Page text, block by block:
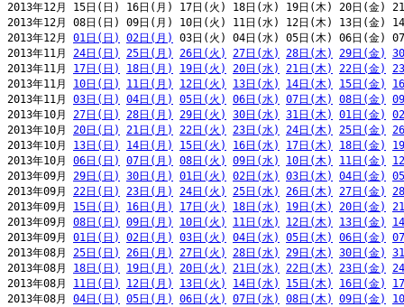
2013年12月 15日(日) 16日(月) 17日(火) 18日(水) 19日(木) 20日(金)
2013年12月 08日(日) 09日(月) 10日(火) 11日(水) 12日(木) 13日(金)
2013年12月 01日(日) 02日(月)
03日(火) 04日(水) 05日(木) 06日(金)
2013年11月 24日(日) 25日(月) 26日(火) 27日(水) 28日(木) 29日(金)
2013年11月 17日(日) 18日(月) 19日(火) 20日(水) 21日(木) 22日(金)
2013年11月 10日(日) 11日(月) 12日(火) 13日(水) 14日(木) 15日(金)
2013年11月 03日(日) 04日(月) 05日(火) 06日(水) 07日(木) 08日(金)
2013年10月 27日(日) 28日(月) 29日(火) 30日(水) 31日(木) 01日(金)
2013年10月 20日(日) 21日(月) 22日(火) 23日(水) 24日(木) 25日(金)
2013年10月 13日(日) 14日(月) 15日(火) 16日(水) 17日(木) 18日(金)
2013年10月 06日(日) 07日(月) 08日(火) 09日(水) 10日(木) 11日(金)
2013年09月 29日(日) 30日(月) 01日(火) 02日(水) 03日(木) 04日(金)
2013年09月 22日(日) 23日(月) 24日(火) 25日(水) 26日(木) 27日(金)
2013年09月 15日(日) 16日(月) 17日(火) 18日(水) 19日(木) 20日(金)
2013年09月 08日(日) 09日(月) 10日(火) 11日(水) 12日(木) 13日(金)
2013年09月 01日(日) 02日(月) 03日(火) 04日(水) 05日(木) 06日(金)
2013年08月 25日(日) 26日(月) 27日(火) 28日(水) 29日(木) 30日(金)
2013年08月 18日(日) 19日(月) 20日(火) 21日(水) 22日(木) 23日(金)
2013年08月 11日(日) 12日(月) 13日(火) 14日(水) 15日(木) 16日(金)
2013年08月 04日(日) 05日(月) 06日(火) 07日(水) 08日(木) 09日(金)